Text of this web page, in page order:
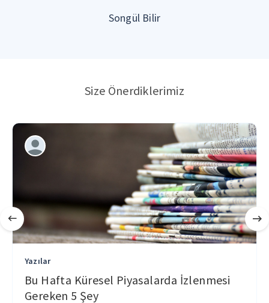
Songül Bilir
Size Önerdiklerimiz
Yazılar
Bu Hafta Küresel Piyasalarda İzlenmesi
Gereken 5 Şey